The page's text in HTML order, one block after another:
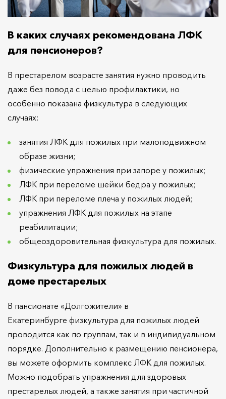
В каких случаях рекомендована ЛФК
для пенсионеров?
В престарелом возрасте занятия нужно проводить
даже без повода с целью профилактики, но
особенно показана физкультура в следующих
случаях:
занятия ЛФК для пожилых при малоподвижном
образе жизни;
физические упражнения при запоре у пожилых;
ЛФК при переломе шейки бедра у пожилых;
ЛФК при переломе плеча у пожилых людей;
упражнения ЛФК для пожилых на этапе
реабилитации;
общеоздоровительная физкультура для пожилых.
Физкультура для пожилых людей в
доме престарелых
В пансионате «Долгожители» в
Екатеринбурге физкультура для пожилых людей
проводится как по группам, так и в индивидуальном
порядке. Дополнительно к размещению пенсионера,
вы можете оформить комплекс ЛФК для пожилых.
Можно подобрать упражнения для здоровых
престарелых людей, а также занятия при частичной